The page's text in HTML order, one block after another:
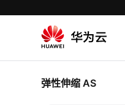
弹性伸缩 AS